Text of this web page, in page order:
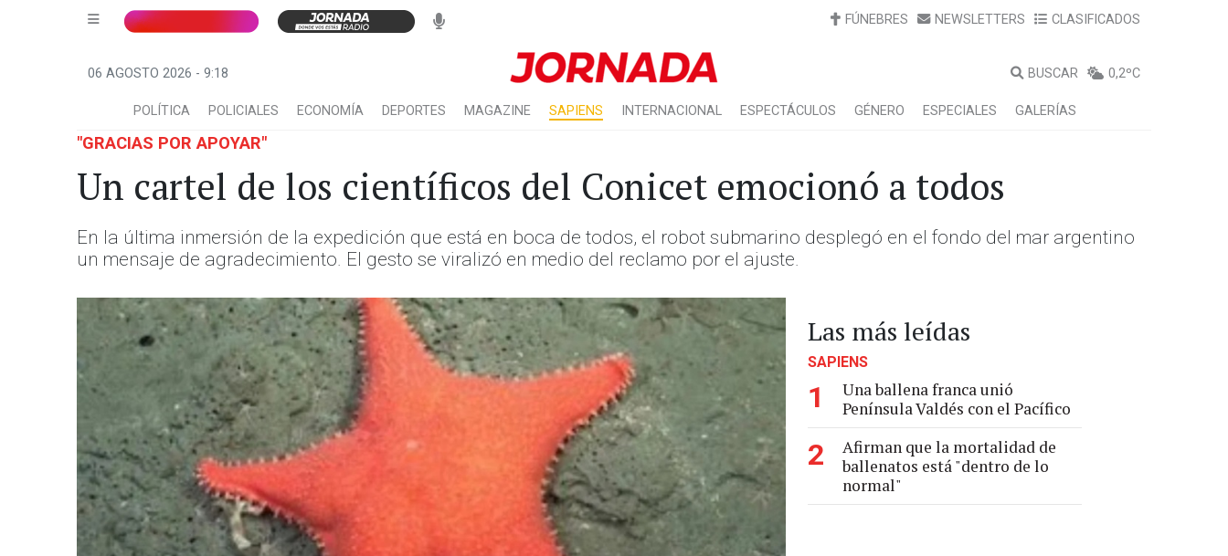
FÚNEBRES NEWSLETTERS CLASIFICADOS
06 AGOSTO 2026 - 9:18 BUSCAR 0,2ºC
POLÍTICA POLICIALES ECONOMÍA DEPORTES MAGAZINE SAPIENS INTERNACIONAL ESPECTÁCULOS GÉNERO ESPECIALES GALERÍAS
"GRACIAS POR APOYAR"
Un cartel de los científicos del Conicet emocionó a todos
En la última inmersión de la expedición que está en boca de todos, el robot submarino desplegó en el fondo del mar argentino
un mensaje de agradecimiento. El gesto se viralizó en medio del reclamo por el ajuste.
Las más leídas
SAPIENS
1
Una ballena franca unió
Península Valdés con el Pacífico
2
Afirman que la mortalidad de
ballenatos está "dentro de lo
normal"